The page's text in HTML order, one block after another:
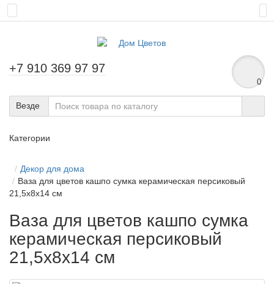
+7 910 369 97 97
0
Везде
Категории
Декор для дома
Ваза для цветов кашпо сумка керамическая персиковый
21,5х8х14 см
Ваза для цветов кашпо сумка
керамическая персиковый
21,5х8х14 см